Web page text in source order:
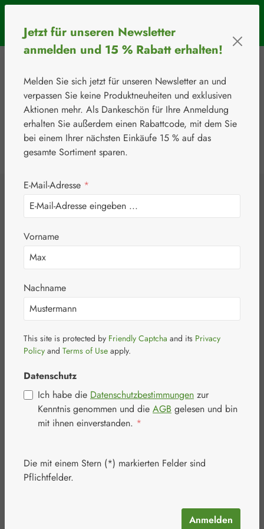
RabattcodeBIOS55 € Rabatt ab einem Warenkorbwert von 50 €.
Werkzeugleiste anzeigen
⚘ Aktionen Newsletter-Angebote
Collagen Peptid
Zitrone Pulver
Bildergalerie überspringen
Jetzt für unseren Newsletter
anmelden und 15 % Rabatt erhalten!
Melden Sie sich jetzt für unseren Newsletter an und
verpassen Sie keine Produktneuheiten und exklusiven
Aktionen mehr. Als Dankeschön für Ihre Anmeldung
erhalten Sie außerdem einen Rabattcode, mit dem Sie
bei einem Ihrer nächsten Einkäufe 15 % auf das
gesamte Sortiment sparen.
E-Mail-Adresse *
Vorname
Nachname
This site is protected by Friendly Captcha and its Privacy
Policy and Terms of Use apply.
Datenschutz
Ich habe die Datenschutzbestimmungen zur
Kenntnis genommen und die AGB gelesen und bin
mit ihnen einverstanden. *
Die mit einem Stern (*) markierten Felder sind
Pflichtfelder.
Anmelden